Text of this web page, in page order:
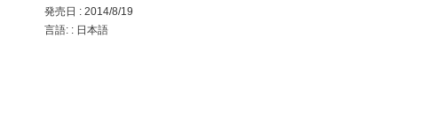
発売日 : 2014/8/19
言語: : 日本語